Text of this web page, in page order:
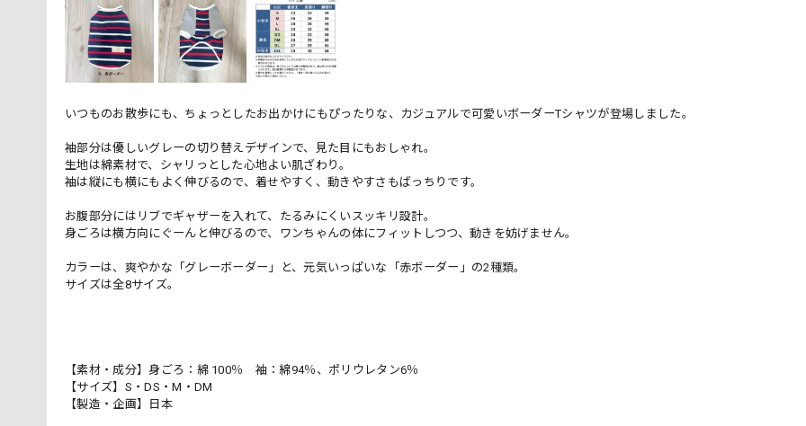
いつものお散歩にも、ちょっとしたお出かけにもぴったりな、カジュアルで可愛いボーダーTシャツが登場しました。
袖部分は優しいグレーの切り替えデザインで、見た目にもおしゃれ。
生地は綿素材で、シャリっとした心地よい肌ざわり。
袖は縦にも横にもよく伸びるので、着せやすく、動きやすさもばっちりです。
お腹部分にはリブでギャザーを入れて、たるみにくいスッキリ設計。
身ごろは横方向にぐーんと伸びるので、ワンちゃんの体にフィットしつつ、動きを妨げません。
カラーは、爽やかな「グレーボーダー」と、元気いっぱいな「赤ボーダー」の2種類。
サイズは全8サイズ。
【素材・成分】身ごろ：綿 100％ 袖：綿94％、ポリウレタン6％
【サイズ】S・DS・M・DM
【製造・企画】日本